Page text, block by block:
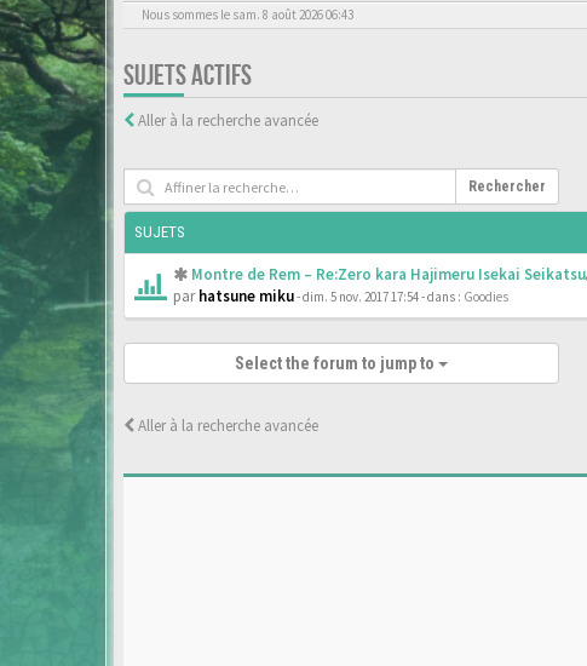
Nous sommes le sam. 8 août 2026 06:43
SUJETS ACTIFS
Aller à la recherche avancée
Rechercher
SUJETS
Montre de Rem – Re:Zero kara Hajimeru Isekai Seikatsu
parhatsune miku- dim. 5 nov. 2017 17:54- dans : Goodies
Select the forum to jump to
Aller à la recherche avancée